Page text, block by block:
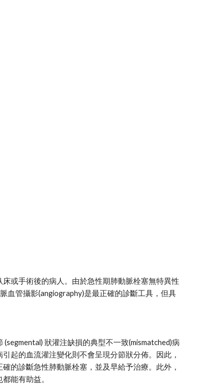
或手術後的病人。由於急性期肺動脈栓塞無特異性
血管攝影(angiography)是最正確的診斷工具，但具
狀灌注缺損的典型不一致(mismatched)病
起的血流灌注變化則不會呈現分節狀分佈。因此，
的診斷急性肺動脈栓塞，並及早給予治療。此外，
能有助益。